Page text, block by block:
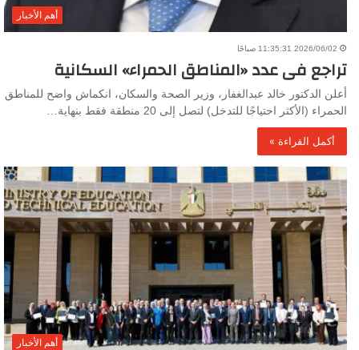
أهم الأخبار
2026/06/02 11:35:31 صباحًا
تراجع فى عدد «المناطق الحمراء» السكانية
أعلن الدكتور خالد عبدالغفار، وزير الصحة والسكان، انكماش واضح للمناطق
الحمراء (الأكثر احتياجًا للتدخل) لتصل إلى 20 منطقة فقط بنهاية…
أكمل القراءة »
أهم الأخبار